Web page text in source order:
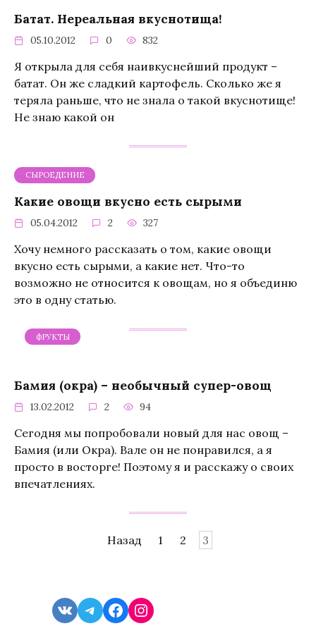
Батат. Нереальная вкуснотища!
05.10.2012 0 832
Я открыла для себя наивкуснейший продукт –
батат. Он же сладкий картофель. Сколько же я
теряла раньше, что не знала о такой вкуснотище!
Не знаю какой он
СЫРОЕДЕНИЕ
Какие овощи вкусно есть сырыми
05.04.2012 2 327
Хочу немного рассказать о том, какие овощи
вкусно есть сырыми, а какие нет. Что-то
возможно не относится к овощам, но я объединю
это в одну статью.
ФРУКТЫ
Бамия (окра) – необычный супер-овощ
13.02.2012 2 94
Сегодня мы попробовали новый для нас овощ –
Бамия (или Окра). Вале он не понравился, а я
просто в восторге! Поэтому я и расскажу о своих
впечатлениях.
Назад 1 2 3
VKTelegram
Facebook
Instagram